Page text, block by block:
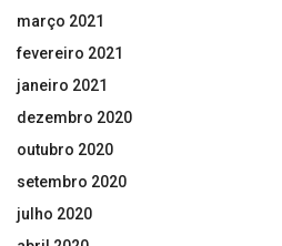
março 2021
fevereiro 2021
janeiro 2021
dezembro 2020
outubro 2020
setembro 2020
julho 2020